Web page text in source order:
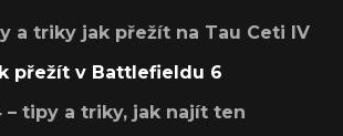
a triky jak přežít na Tau Ceti IV
přežít v Battlefieldu 6
– tipy a triky, jak najít ten